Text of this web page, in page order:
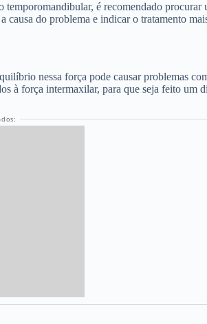
é recomendado
do problema e indicar o tratamento
nessa força pode causar problemas
à força intermaxilar, para que seja feito um